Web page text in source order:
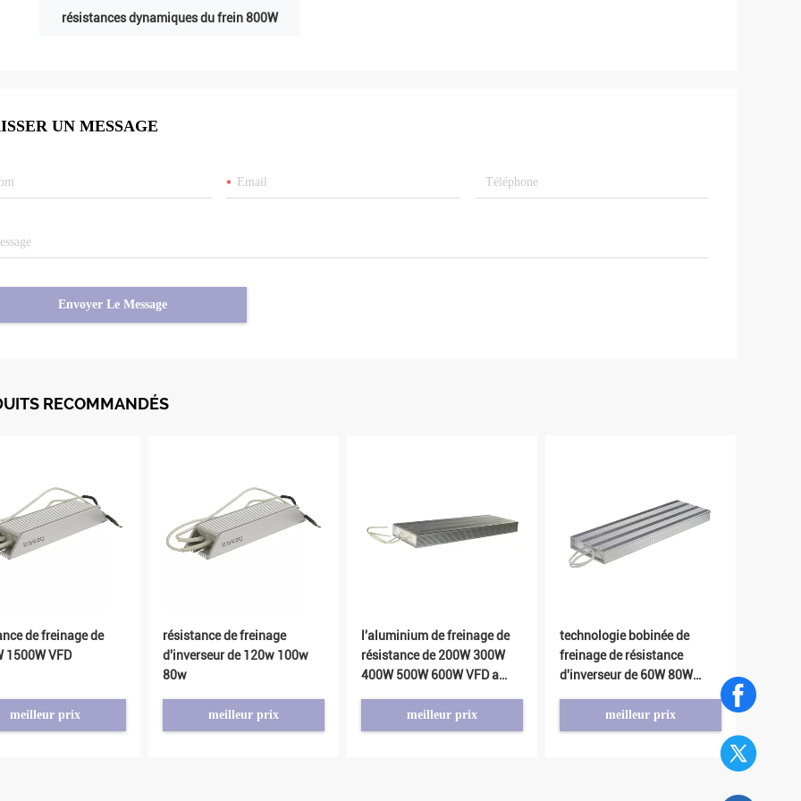
résistances dynamiques du frein 800W
UN MESSAGE
Envoyer Le Message
RECOMMANDÉS
de freinage de
1500W VFD
meilleur prix
résistance de freinage
d'inverseur de 120w 100w
80w
meilleur prix
l'aluminium de freinage de
résistance de 200W 300W
400W 500W 600W VFD a
meilleur prix
technologie bobinée de
freinage de résistance
d'inverseur de 60W 80W
meilleur prix